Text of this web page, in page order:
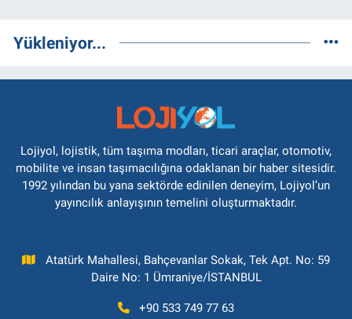
Yükleniyor...
Lojiyol, lojistik, tüm taşıma modları, ticari araçlar, otomotiv,
mobilite ve insan taşımacılığına odaklanan bir haber sitesidir.
1992 yılından bu yana sektörde edinilen deneyim, Lojiyol’un
yayıncılık anlayışının temelini oluşturmaktadır.
Atatürk Mahallesi, Bahçevanlar Sokak, Tek Apt. No: 59
Daire No: 1 Ümraniye/İSTANBUL
+90 533 749 77 63